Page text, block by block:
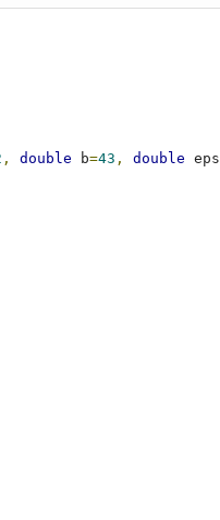
, double b=43 , double eps